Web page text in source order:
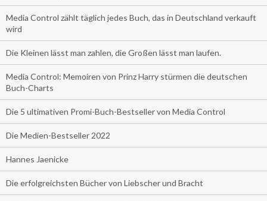
Media Control zählt täglich jedes Buch, das in Deutschland verkauft
wird
Die Kleinen lässt man zahlen, die Großen lässt man laufen.
Media Control: Memoiren von Prinz Harry stürmen die deutschen
Buch-Charts
Die 5 ultimativen Promi-Buch-Bestseller von Media Control
Die Medien-Bestseller 2022
Hannes Jaenicke
Die erfolgreichsten Bücher von Liebscher und Bracht